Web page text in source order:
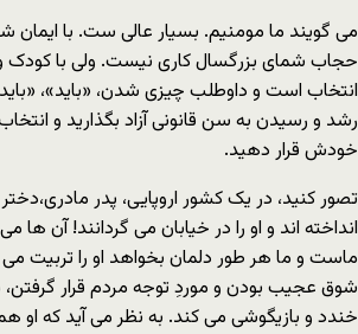
مى گویند ما مومنیم. بسیار عالى ست. با ایمان
حجاب شماى بزرگسال کارى نیست. ولى با کودک و
انتخاب است و داوطلب چیزى شدن، «باید»،
رشد و رسیدن به سن قانونى آزاد بگذارید و
خودش قرار دهید.
تصور کنید، در یک کشور اروپایى، پدر
انداخته اند و او را در خیابان مى گردانند! آن ها
ماست و ما هر طور دلمان بخواهد او را تربیت
شوق عجیب بودن و موردِ توجه مردم قرار
خندد و بازیگوشى مى کند. به نظر مى آید که